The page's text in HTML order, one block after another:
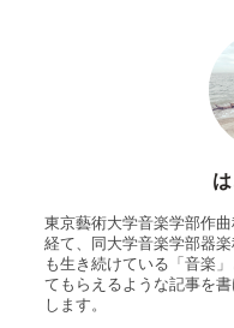
東京藝術大学音楽学部作
経て、同大学音楽学部器
も生き続けている「音楽
てもらえるような記事を
します。